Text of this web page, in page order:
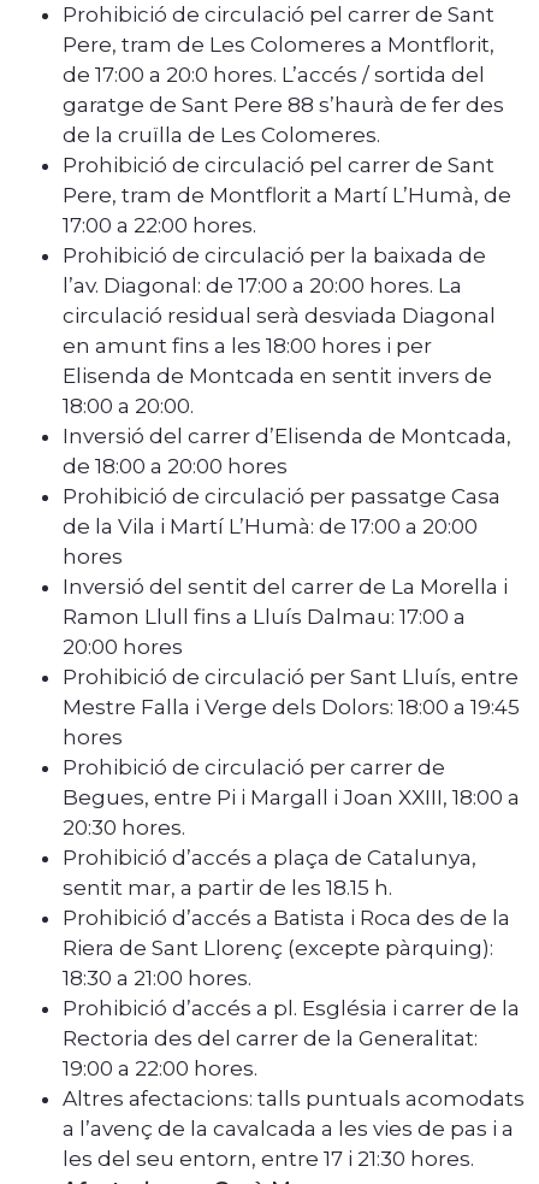
Prohibició de circulació pel carrer de Sant
Pere, tram de Les Colomeres a Montflorit,
de 17:00 a 20:0 hores. L’accés / sortida del
garatge de Sant Pere 88 s’haurà de fer des
de la cruïlla de Les Colomeres.
Prohibició de circulació pel carrer de Sant
Pere, tram de Montflorit a Martí L’Humà, de
17:00 a 22:00 hores.
Prohibició de circulació per la baixada de
l’av. Diagonal: de 17:00 a 20:00 hores. La
circulació residual serà desviada Diagonal
en amunt fins a les 18:00 hores i per
Elisenda de Montcada en sentit invers de
18:00 a 20:00.
Inversió del carrer d’Elisenda de Montcada,
de 18:00 a 20:00 hores
Prohibició de circulació per passatge Casa
de la Vila i Martí L’Humà: de 17:00 a 20:00
hores
Inversió del sentit del carrer de La Morella i
Ramon Llull fins a Lluís Dalmau: 17:00 a
20:00 hores
Prohibició de circulació per Sant Lluís, entre
Mestre Falla i Verge dels Dolors: 18:00 a 19:45
hores
Prohibició de circulació per carrer de
Begues, entre Pi i Margall i Joan XXIII, 18:00 a
20:30 hores.
Prohibició d’accés a plaça de Catalunya,
sentit mar, a partir de les 18.15 h.
Prohibició d’accés a Batista i Roca des de la
Riera de Sant Llorenç (excepte pàrquing):
18:30 a 21:00 hores.
Prohibició d’accés a pl. Església i carrer de la
Rectoria des del carrer de la Generalitat:
19:00 a 22:00 hores.
Altres afectacions: talls puntuals acomodats
a l’avenç de la cavalcada a les vies de pas i a
les del seu entorn, entre 17 i 21:30 hores.